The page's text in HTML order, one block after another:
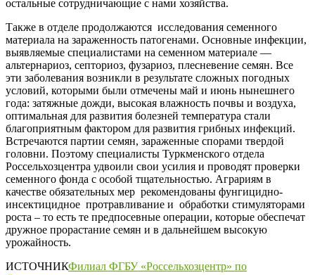
остальные сотрудничающие с нами хозяйства.
Также в отделе продолжаются исследования семенного
материала на зараженность патогенами. Основные инфекции,
выявляемые специалистами на семенном материале —
альтернариоз, септориоз, фузариоз, плесневение семян. Все
эти заболевания возникли в результате сложных погодных
условий, которыми были отмечены май и июнь нынешнего
года: затяжные дожди, высокая влажность почвы и воздуха,
оптимальная для развития болезней температура стали
благоприятным фактором для развития грибных инфекций.
Встречаются партии семян, зараженные спорами твердой
головни. Поэтому специалисты Туркменского отдела
Россельхозцентра удвоили свои усилия и проводят проверки
семенного фонда с особой тщательностью. Аграриям в
качестве обязательных мер рекомендованы фунгицидно-
инсектицидное протравливание и обработки стимуляторами
роста – то есть те предпосевные операции, которые обеспечат
дружное прорастание семян и в дальнейшем высокую
урожайность.
ИСТОЧНИКФилиал ФГБУ «Россельхозцентр» по